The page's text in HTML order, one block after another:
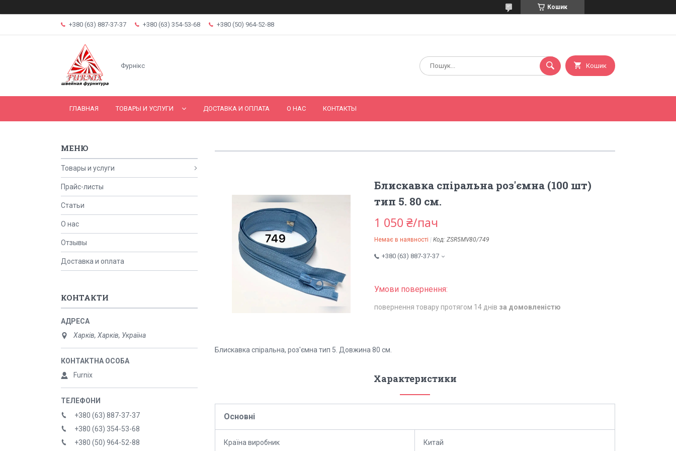
Кошик
+380 (63) 887-37-37 +380 (63) 354-53-68 +380 (50) 964-52-88
Фурнікс Кошик
ГЛАВНАЯ ТОВАРЫ И УСЛУГИ ДОСТАВКА И ОПЛАТА О НАС КОНТАКТЫ
Блискавка спіральна роз'ємна (100 шт)
тип 5. 80 см.
1 050 ₴/пач
Немає в наявності Код: ZSR5MV80/749
+380 (63) 887-37-37
повернення товару протягом 14 днів за домовленістю
Блискавка спіральна, роз'ємна тип 5. Довжина 80 см.
Характеристики
Основні
Країна виробник Китай
Товары и услуги
Прайс-листы
Статьи
О нас
Отзывы
Доставка и оплата
КОНТАКТИ
Харків, Харків, Україна
Furnix
+380 (63) 887-37-37
+380 (63) 354-53-68
+380 (50) 964-52-88